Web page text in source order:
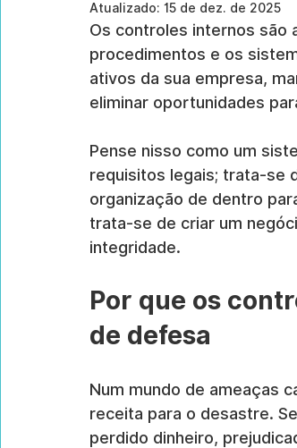
gestão de riscos humanos
Atualizado: 15 de dez. de 2025
Os controles internos são
procedimentos e os
ativos da sua empresa,
eliminar oportunidades
Pense nisso como um
requisitos legais; trata-se
organização de dentro
trata-se de criar um
integridade.
Por que os
de defesa
Num mundo de ameaças
receita para o desastre.
perdido dinheiro,